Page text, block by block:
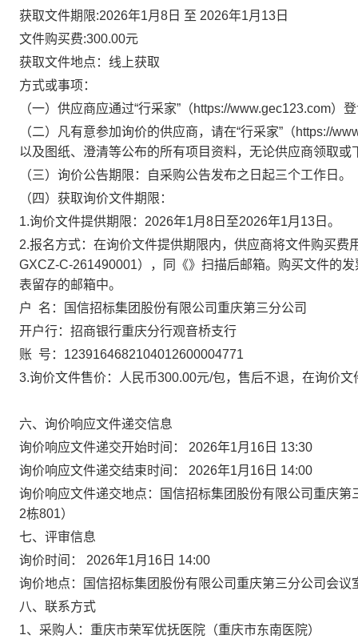
获取文件期限:2026年1月8日 至 2026年1月13日
文件购买费:300.00元
获取文件地点：线上获取
方式或事项：
（一）供应商应通过“行采家”（https://www.gec123.com）
（二）凡有意参加询价的供应商，请在“行采家”（https://
以及图纸、澄清等公布的所有项目资料，无论供应商领取
（三）询价公告期限：自采购公告发布之日起三个工作日。
（四）获取询价文件期限：
1.询价文件提供期限：2026年1月8日至2026年1月13日。
2.报名方式：在询价文件提供期限内，供应商将文件购买
GXCZ-C-261490001），同《》扫描后邮箱。购买文件的
表留存的邮箱中。
户
名：国信招标集团股份有限公司重庆第三分公司
开户行：招商银行重庆分行观音桥支行
账 号：1239164682104012600004771
3.询价文件售价：人民币300.00元/包，售后不退，在询价
六、询价响应文件递交信息
询价响应文件递交开始时间： 2026年1月16日 13:30
询价响应文件递交结束时间： 2026年1月16日 14:00
询价响应文件递交地点：国信招标集团股份有限公司重庆
2栋801）
七、评审信息
询价时间： 2026年1月16日 14:00
询价地点：国信招标集团股份有限公司重庆第三分公司会
八、联系方式
1、采购人：重庆市荣军优抚医院（重庆市东南医院）